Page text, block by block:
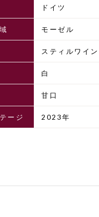
ドイツ
モーゼル
スティルワイン
白
甘口
ージ 2023年